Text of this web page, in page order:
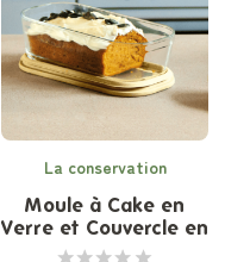
La conservation
Moule à Cake en
Verre et Couvercle en
Verre